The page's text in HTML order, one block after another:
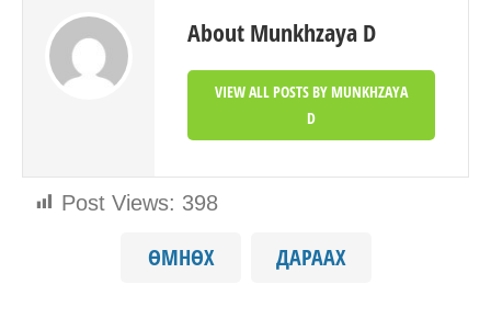
Post Views: 398
About Munkhzaya D
VIEW ALL POSTS BY MUNKHZAYA
D
ӨМНӨХ ДАРААХ